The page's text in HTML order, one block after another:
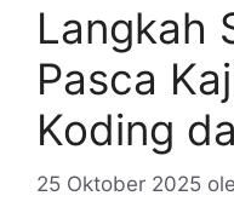
Langkah
Pasca
Koding
25 Oktober 2025